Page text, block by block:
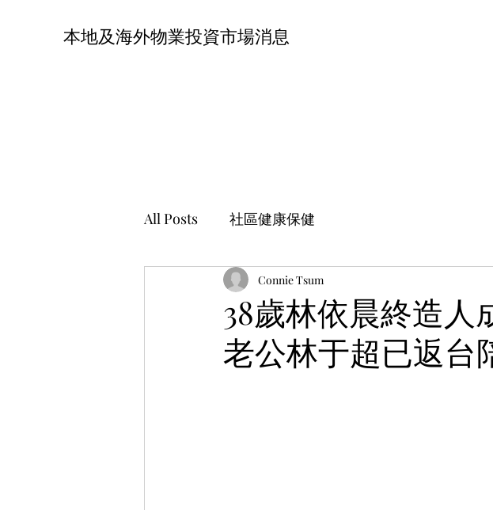
本地及海外物業投資市場消息
All Posts 社區健康保健
38歲林依晨終造
老公林于超已返台
Connie Tsum